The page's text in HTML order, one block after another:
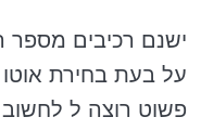
ישנם רכיבים מספר
על בעת ​​בחירת
פשוט רוצה ל